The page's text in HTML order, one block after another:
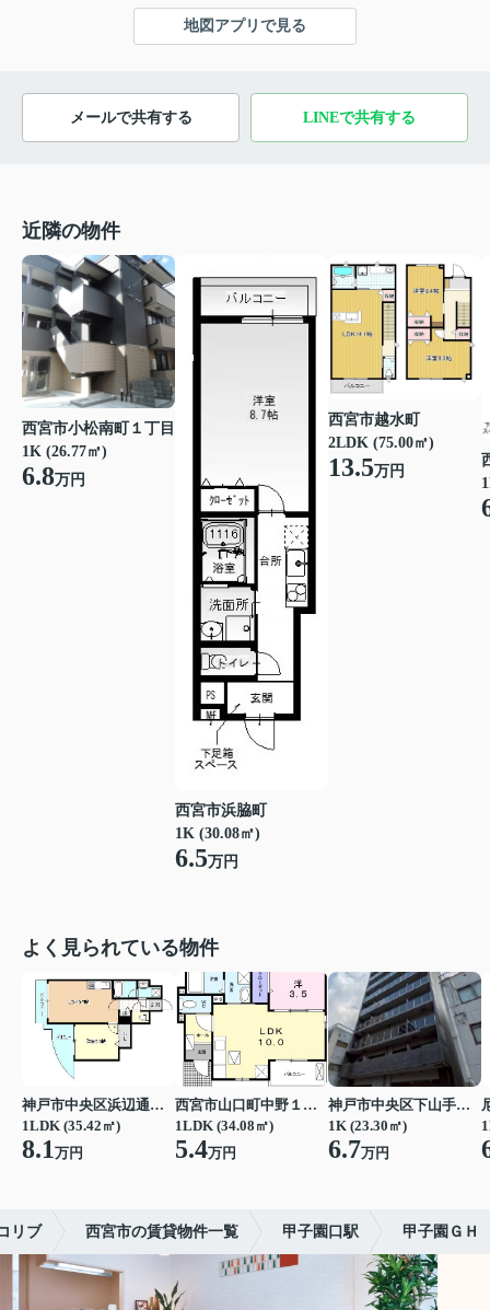
地図アプリで見る
メールで共有する LINEで共有する
近隣の物件
西宮市小松南町１丁目
1K (26.77㎡)
6.8万円
西宮市浜脇町
1K (30.08㎡)
6.5万円
西宮市越水町
2LDK (75.00㎡)
13.5万円
よく見られている物件
神戸市中央区浜辺通３丁目
1LDK (35.42㎡)
8.1万円
西宮市山口町中野１丁目
1LDK (34.08㎡)
5.4万円
神戸市中央区下山手通７丁目
1K (23.30㎡)
6.7万円
リブ 西宮市の賃貸物件一覧 甲子園口駅 甲子園ＧＨ